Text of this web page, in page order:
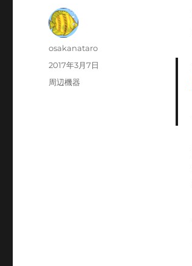
投
osakanataro
投
稿
2017年3月7日
カ
周辺機器